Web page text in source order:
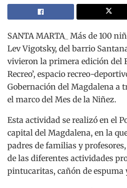
SANTA MARTA_ Más de 100
Lev Vigotsky, del barrio
vivieron la primera edición del
Recreo’, espacio recreo-
Gobernación del Magdalena a
el marco del Mes de la Niñez.
Esta actividad se realizó en el
capital del Magdalena, en la
padres de familias y
de las diferentes actividades
pintucaritas, cañón de